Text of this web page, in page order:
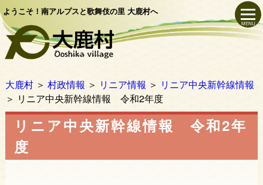
ようこそ！南アルプスと歌舞伎の里 大鹿村へ
MENU
大鹿村 ＞ 村政情報 ＞ リニア情報 ＞ リニア中央新幹線情報
＞ リニア中央新幹線情報 令和2年度
リニア中央新幹線情報 令和2年
度